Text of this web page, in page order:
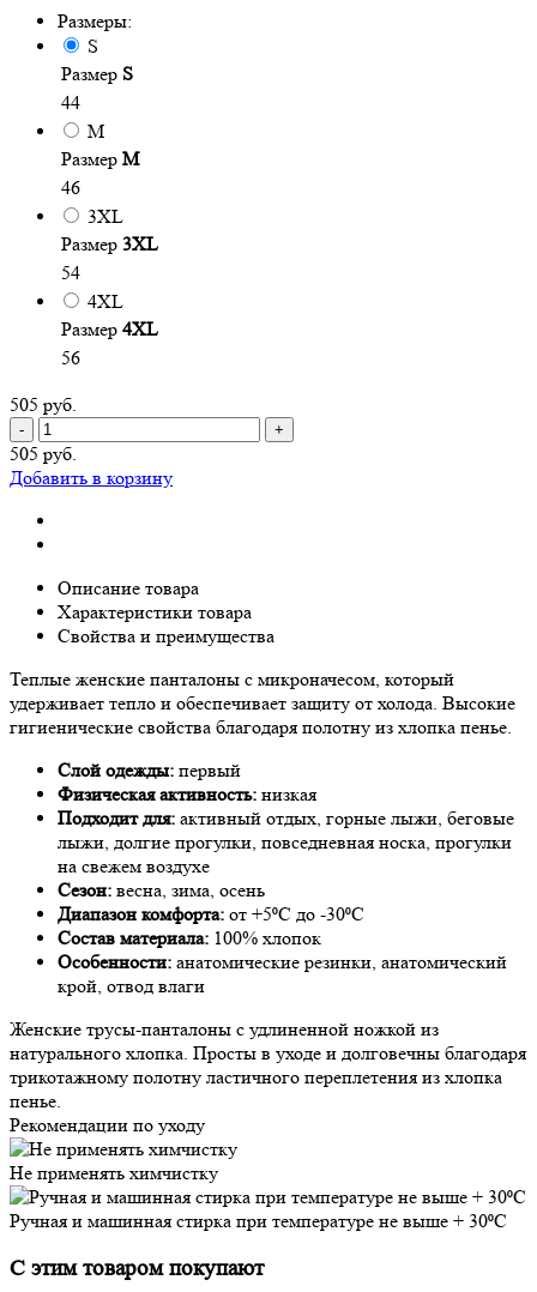
Размеры:
S
Размер S
44
M
Размер M
46
3XL
Размер 3XL
54
4XL
Размер 4XL
56
505 руб.
- +
505 руб.
Добавить в корзину
Описание товара
Характеристики товара
Свойства и преимущества
Теплые женские панталоны с микроначесом, который
удерживает тепло и обеспечивает защиту от холода. Высокие
гигиенические свойства благодаря полотну из хлопка пенье.
Слой одежды: первый
Физическая активность: низкая
Подходит для: активный отдых, горные лыжи, беговые
лыжи, долгие прогулки, повседневная носка, прогулки
на свежем воздухе
Сезон: весна, зима, осень
Диапазон комфорта: от +5⁰С до -30⁰С
Состав материала: 100% хлопок
Особенности: анатомические резинки, анатомический
крой, отвод влаги
Женские трусы-панталоны с удлиненной ножкой из
натурального хлопка. Просты в уходе и долговечны благодаря
трикотажному полотну ластичного переплетения из хлопка
пенье.
Рекомендации по уходу
Не применять химчистку
Ручная и машинная стирка при температуре не выше + 30⁰С
С этим товаром покупают